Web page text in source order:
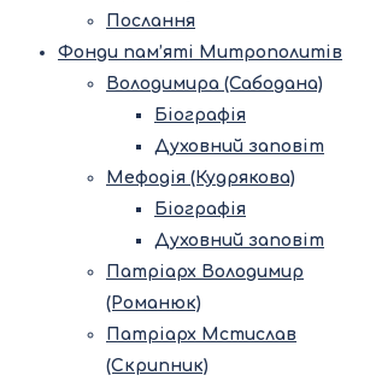
Послання
Фонди пам’яті Митрополитів
Володимира (Сабодана)
Біографія
Духовний заповіт
Мефодія (Кудрякова)
Біографія
Духовний заповіт
Патріарх Володимир
(Романюк)
Патріарх Мстислав
(Скрипник)